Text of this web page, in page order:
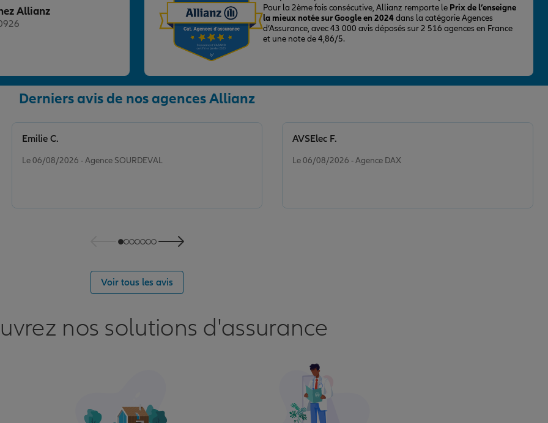
Allianz Pour la 2ème fois consécutive, Allianz remporte le Prix de l’enseigne
la mieux notée sur Google en 2024dans la catégorie Agences
d’Assurance, avec 43 000 avis déposés sur 2 516 agences en France
et une note de 4,86/5.
Derniers avis de nos agences Allianz
Le 06/08/2026 - Agence SOURDEVAL
Emilie C.
Le 06/08/2026 - Agence DAX
AVSElec F.
Voir tous les avis
nos solutions d'assurance